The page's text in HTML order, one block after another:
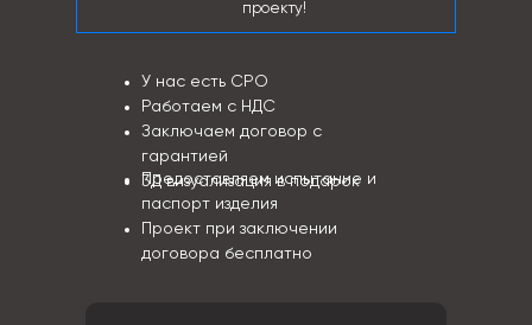
проекту!
Предоставляем испытание и
паспорт изделия
Проект при заключении
договора бесплатно
У нас есть СРО
Работаем с НДС
Заключаем договор с
гарантией
3Д визуализация в подарок